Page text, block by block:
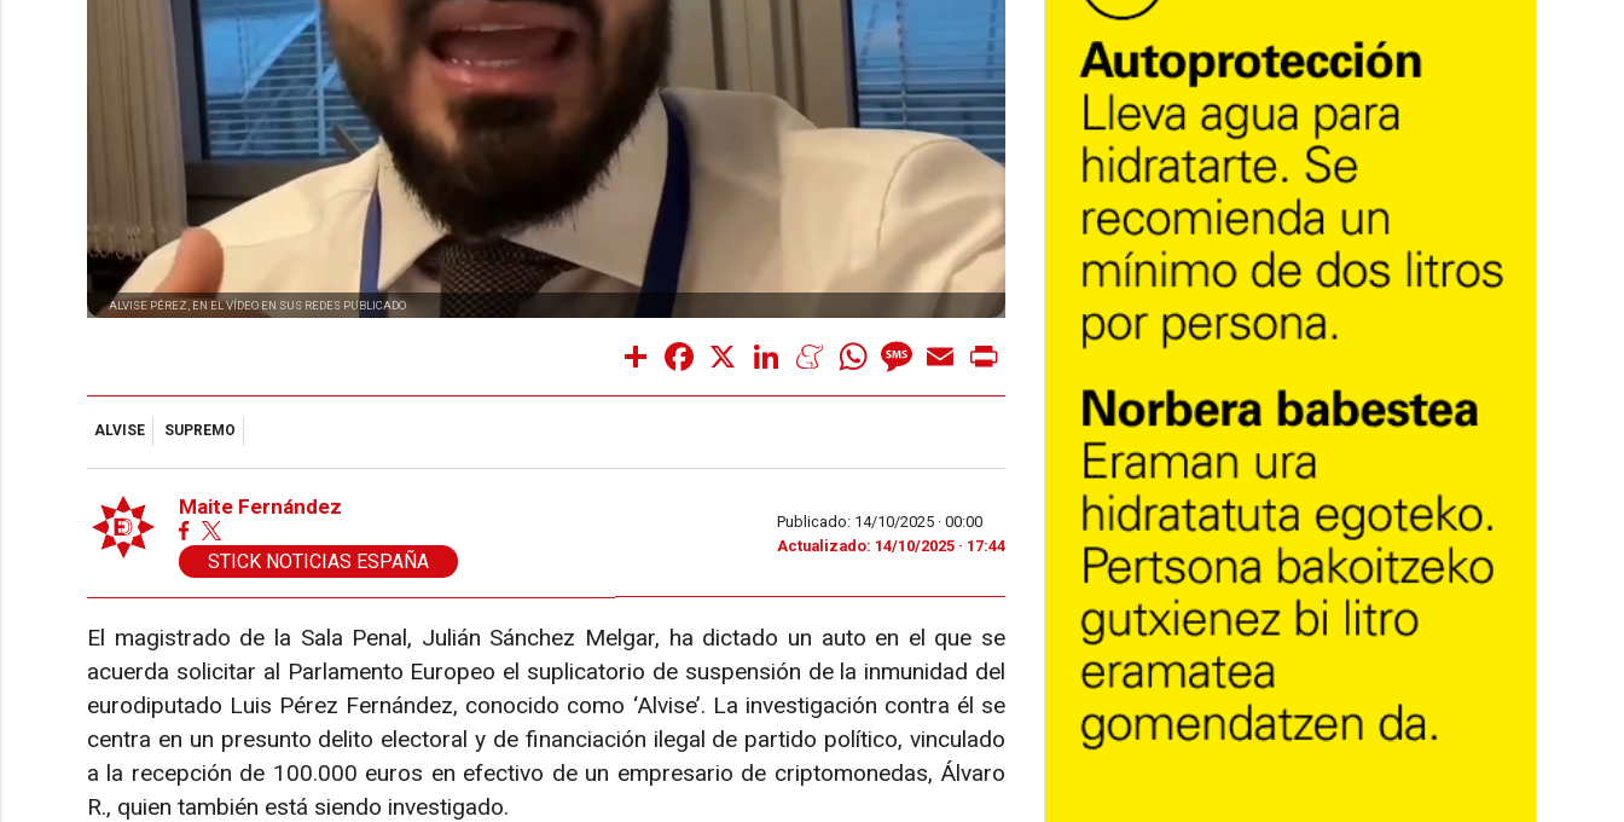
ALVISE PÉREZ, EN EL VÍDEO EN SUS REDES PUBLICADO
Share Facebook LinkedInMeneameWhatsAppMessage
Email
ALVISE SUPREMO
Maite Fernández
STICK NOTICIAS ESPAÑA
Publicado: 14/10/2025 · 00:00
Actualizado: 14/10/2025 · 17:44
El magistrado de la Sala Penal, Julián Sánchez Melgar, ha dictado un auto en el que se
acuerda solicitar al Parlamento Europeo el suplicatorio de suspensión de la inmunidad del
eurodiputado Luis Pérez Fernández, conocido como ‘Alvise’. La investigación contra él se
centra en un presunto delito electoral y de financiación ilegal de partido político, vinculado
a la recepción de 100.000 euros en efectivo de un empresario de criptomonedas, Álvaro
R., quien también está siendo investigado.